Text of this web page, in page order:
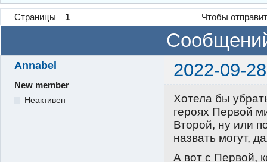
Страницы 1 Чтобы
Annabel 2022-09-
New member
Неактивен
Хотела бы
героях Первой
Второй, ну или
назвать могут,
А вот с Первой,